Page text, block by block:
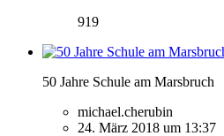
919
50 Jahre Schule am Marsbruch
michael.cherubin
24. März 2018 um 13:37